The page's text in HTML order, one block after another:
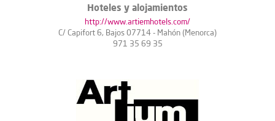
Hoteles y alojamientos
http://www.artiemhotels.com/
C/ Capifort 6, Bajos 07714 - Mahón (Menorca)
971 35 69 35